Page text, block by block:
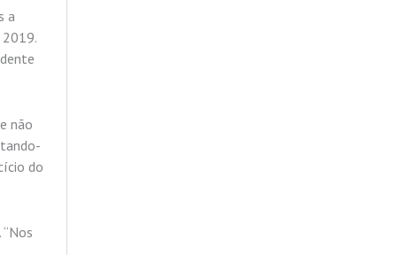
a
não
do